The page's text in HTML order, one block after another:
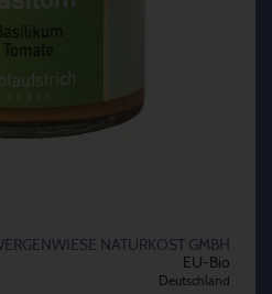
NATURKOST GMBH
EU-Bio
Deutschland